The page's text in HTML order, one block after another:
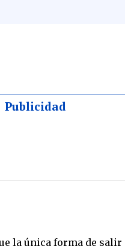
Publicidad
la única forma de salir